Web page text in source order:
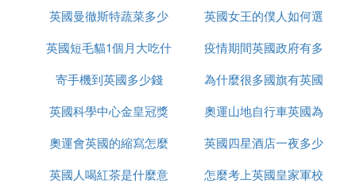
英國從此確立了君主立憲制的資產階級統治。從
義是：以法律權利代替君主權力。
英國《權利法案》內容英國《權利法案》(theBillofRi
ghts)，全稱《國民權利與自由和王位繼承宣言>(noft
heCrown)，內容並不多，只有短短的十三條：
1、凡未經議會同意，以國王權威停止法律或停止法
律實施之僭越權力，為非法權力。
堡
英國曼徹斯特蔬菜多少
錢
英國女王的僕人如何選
的
英國短毛貓1個月大吃什
麼
疫情期間英國政府有多
少錢
寄手機到英國多少錢
為什麼很多國旗有英國
英國科學中心金皇冠獎
是什麼
奧運山地自行車英國為
什麼很厲害
奧運會英國的縮寫怎麼
改了
英國四星酒店一夜多少
錢
英國人喝紅茶是什麼意
怎麼考上英國皇家軍校